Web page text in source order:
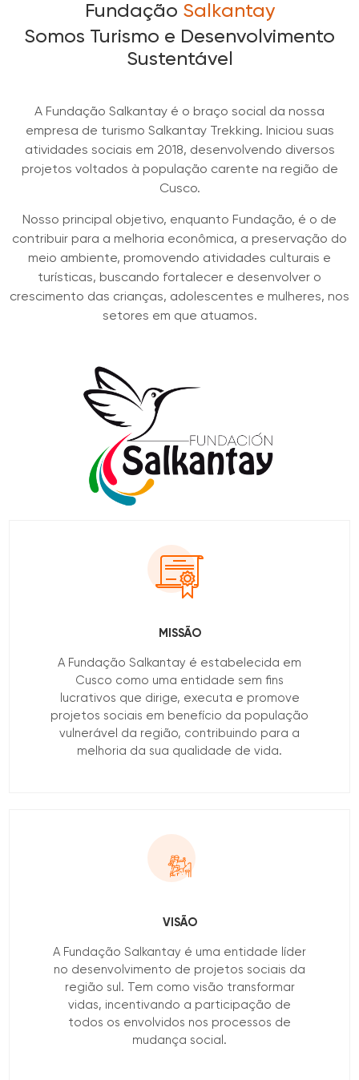
Fundação Salkantay
Somos Turismo e Desenvolvimento
Sustentável
A Fundação Salkantay é o braço social da nossa
empresa de turismo Salkantay Trekking. Iniciou suas
atividades sociais em 2018, desenvolvendo diversos
projetos voltados à população carente na região de
Cusco.
Nosso principal objetivo, enquanto Fundação, é o de
contribuir para a melhoria econômica, a preservação do
meio ambiente, promovendo atividades culturais e
turísticas, buscando fortalecer e desenvolver o
crescimento das crianças, adolescentes e mulheres, nos
setores em que atuamos.
MISSÃO
A Fundação Salkantay é estabelecida em
Cusco como uma entidade sem fins
lucrativos que dirige, executa e promove
projetos sociais em benefício da população
vulnerável da região, contribuindo para a
melhoria da sua qualidade de vida.
VISÃO
A Fundação Salkantay é uma entidade líder
no desenvolvimento de projetos sociais da
região sul. Tem como visão transformar
vidas, incentivando a participação de
todos os envolvidos nos processos de
mudança social.